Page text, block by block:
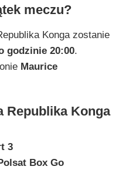
meczu?
Konga zostanie
godzinie 20:00.
Maurice
Republika Konga
3
Box Go